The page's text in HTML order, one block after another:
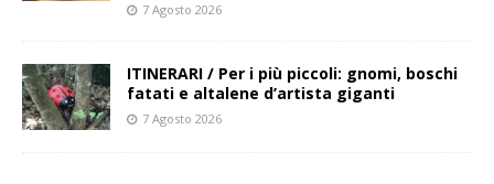
7 Agosto 2026
ITINERARI / Per i più piccoli: gnomi, boschi
fatati e altalene d’artista giganti
7 Agosto 2026